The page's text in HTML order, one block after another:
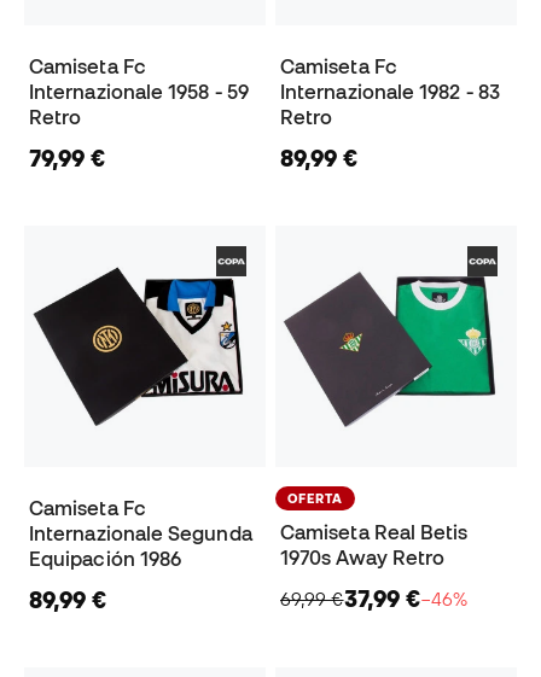
Camiseta Fc
Internazionale 1958 - 59
Retro
79,99 €
Camiseta Fc
Internazionale 1982 - 83
Retro
89,99 €
Camiseta Fc
Internazionale Segunda
Equipación 1986
89,99 €
OFERTA
Camiseta Real Betis
1970s Away Retro
69,99 €37,99 €−46%